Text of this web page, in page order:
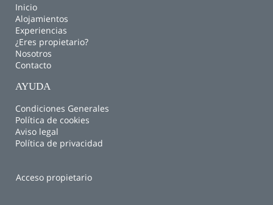
Inicio
Alojamientos
Experiencias
¿Eres propietario?
Nosotros
Contacto
AYUDA
Condiciones Generales
Política de cookies
Aviso legal
Política de privacidad
Acceso propietario